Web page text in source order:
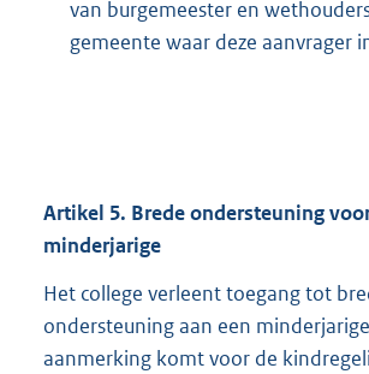
van burgemeester en
gemeente waar deze aanvrager
Artikel 5. Brede ondersteuning
minderjarige
Het college verleent toegang tot
ondersteuning aan een
aanmerking komt voor de